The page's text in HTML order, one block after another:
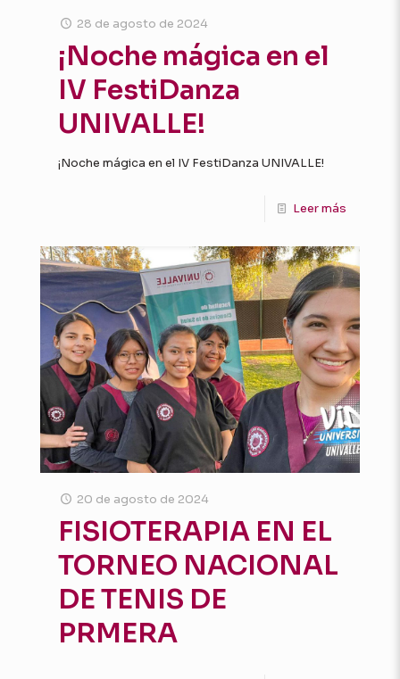
28 de agosto de 2024
¡Noche mágica en el
IV FestiDanza
UNIVALLE!
¡Noche mágica en el IV FestiDanza UNIVALLE!
Leer más
20 de agosto de 2024
FISIOTERAPIA EN EL
TORNEO NACIONAL
DE TENIS DE
PRMERA